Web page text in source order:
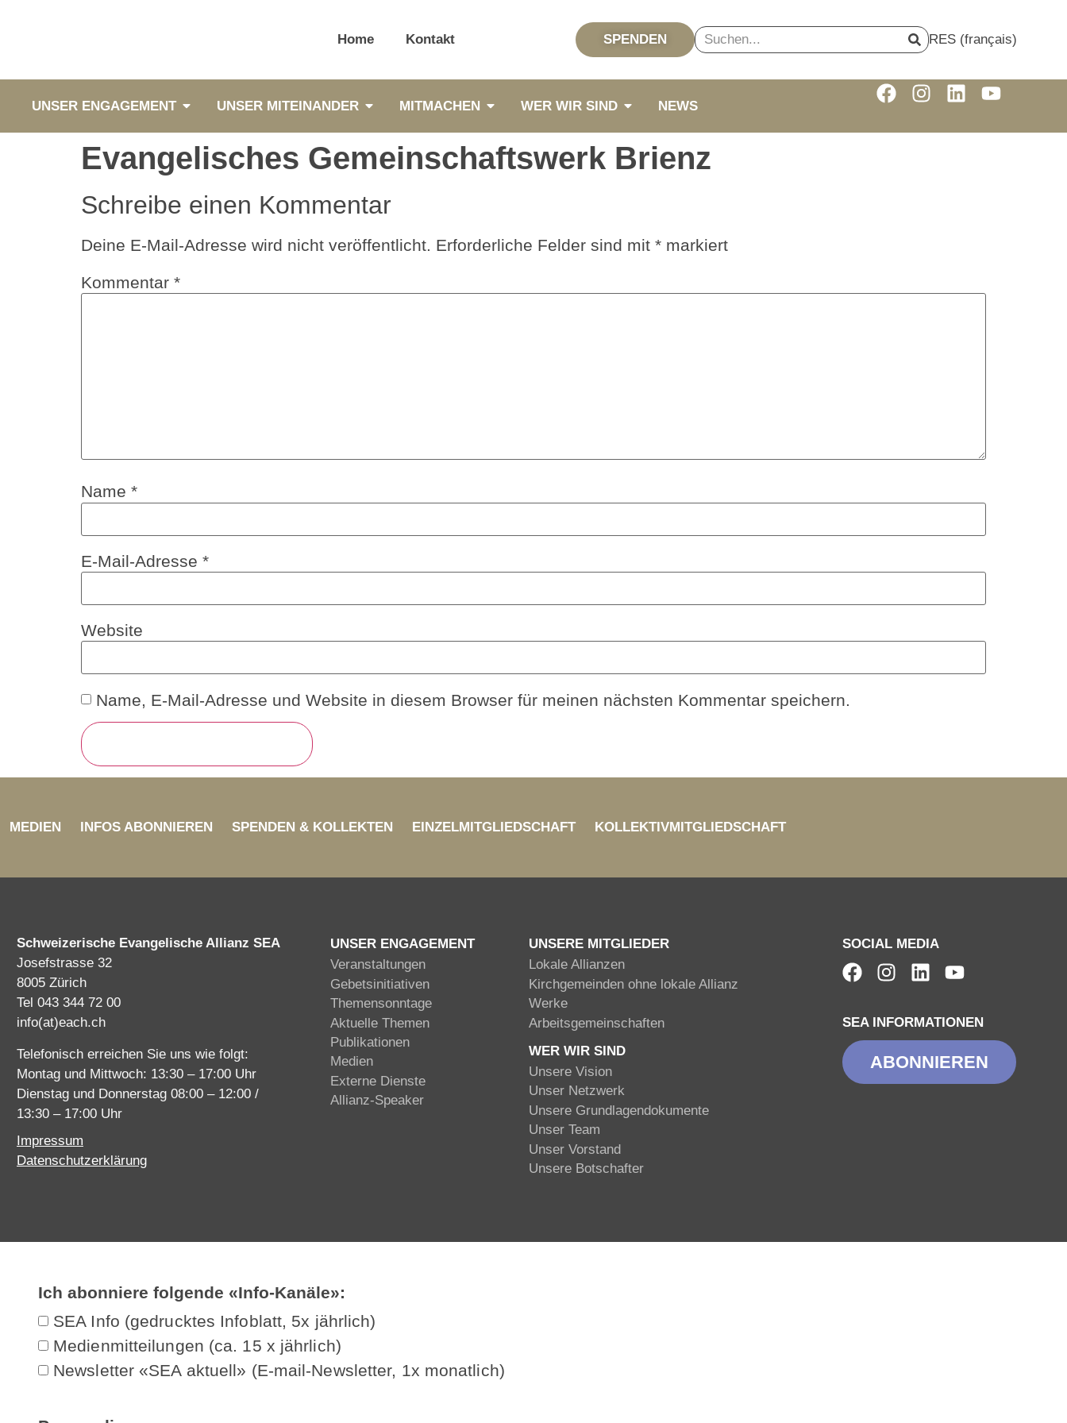
Home Kontakt SPENDEN RES (français)
UNSER ENGAGEMENT UNSER MITEINANDER MITMACHEN WER WIR SIND NEWS
Evangelisches Gemeinschaftswerk Brienz
Schreibe einen Kommentar
Deine E-Mail-Adresse wird nicht veröffentlicht. Erforderliche Felder sind mit * markiert
Kommentar *
Name *
E-Mail-Adresse *
Website
Name, E-Mail-Adresse und Website in diesem Browser für meinen nächsten Kommentar speichern.
MEDIEN INFOS ABONNIEREN SPENDEN & KOLLEKTEN EINZELMITGLIEDSCHAFT KOLLEKTIVMITGLIEDSCHAFT
Schweizerische Evangelische Allianz SEA
Josefstrasse 32
8005 Zürich
Tel 043 344 72 00
info(at)each.ch
Telefonisch erreichen Sie uns wie folgt:
Montag und Mittwoch: 13:30 – 17:00 Uhr
Dienstag und Donnerstag 08:00 – 12:00 /
13:30 – 17:00 Uhr
Impressum
Datenschutzerklärung
UNSER ENGAGEMENT
Veranstaltungen
Gebetsinitiativen
Themensonntage
Aktuelle Themen
Publikationen
Medien
Externe Dienste
Allianz-Speaker
UNSERE MITGLIEDER
Lokale Allianzen
Kirchgemeinden ohne lokale Allianz
Werke
Arbeitsgemeinschaften
WER WIR SIND
Unsere Vision
Unser Netzwerk
Unsere Grundlagendokumente
Unser Team
Unser Vorstand
Unsere Botschafter
SOCIAL MEDIA
SEA INFORMATIONEN
ABONNIEREN
Ich abonniere folgende «Info-Kanäle»:
SEA Info (gedrucktes Infoblatt, 5x jährlich)
Medienmitteilungen (ca. 15 x jährlich)
Newsletter «SEA aktuell» (E-mail-Newsletter, 1x monatlich)